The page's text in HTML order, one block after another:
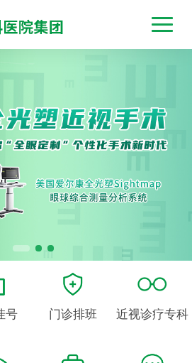
号 门诊排班 近视诊疗专科